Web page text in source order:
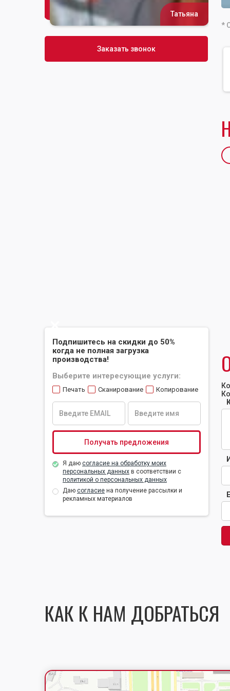
Сусана
Заказать звонок
Подпишитесь на скидки до 50%
когда не полная загрузка
производства!
Выберите интересующие услуги:
Печать Сканирование Копирование
Я даю согласие на обработку моих
персональных данных в соответствии с
политикой о персональных данных
Даю согласие на получение рассылки и
рекламных материалов
*
КАК К НАМ ДОБРАТЬСЯ